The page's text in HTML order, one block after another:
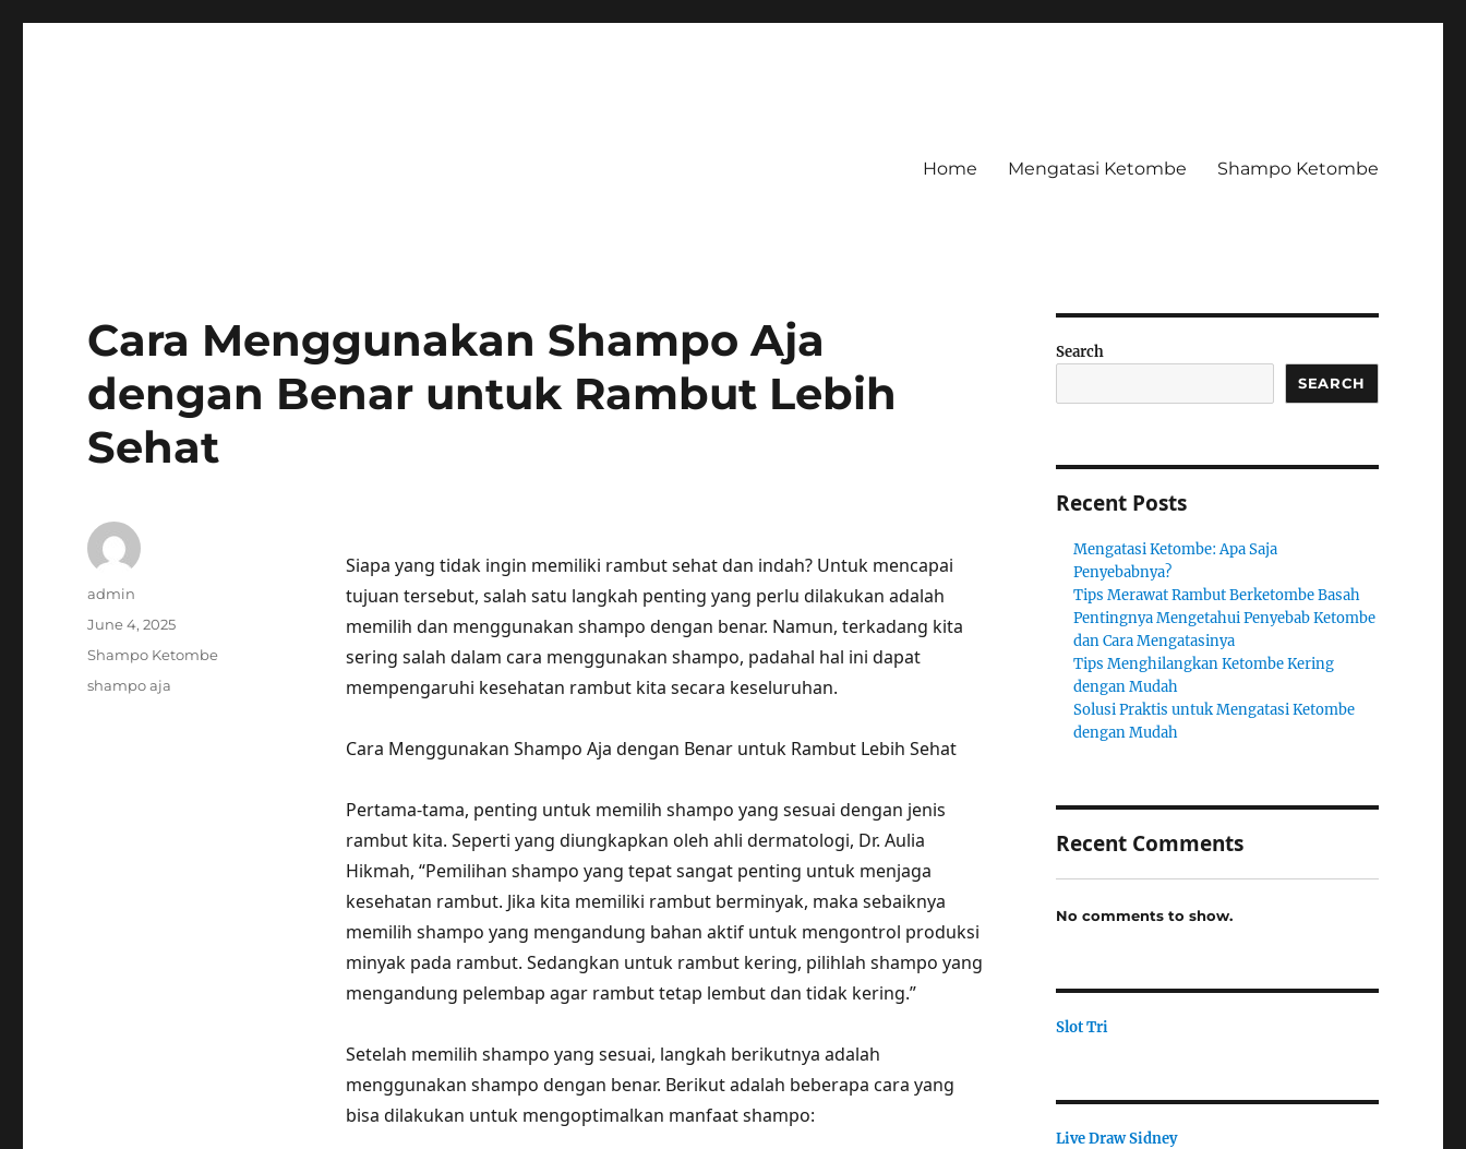
Home Mengatasi Ketombe Shampo Ketombe
Cara Menggunakan Shampo Aja
dengan Benar untuk Rambut Lebih
Sehat
Siapa yang tidak ingin memiliki rambut sehat dan indah? Untuk mencapai
tujuan tersebut, salah satu langkah penting yang perlu dilakukan adalah
memilih dan menggunakan shampo dengan benar. Namun, terkadang kita
sering salah dalam cara menggunakan shampo, padahal hal ini dapat
mempengaruhi kesehatan rambut kita secara keseluruhan.
Cara Menggunakan Shampo Aja dengan Benar untuk Rambut Lebih Sehat
Pertama-tama, penting untuk memilih shampo yang sesuai dengan jenis
rambut kita. Seperti yang diungkapkan oleh ahli dermatologi, Dr. Aulia
Hikmah, “Pemilihan shampo yang tepat sangat penting untuk menjaga
kesehatan rambut. Jika kita memiliki rambut berminyak, maka sebaiknya
memilih shampo yang mengandung bahan aktif untuk mengontrol produksi
minyak pada rambut. Sedangkan untuk rambut kering, pilihlah shampo yang
mengandung pelembap agar rambut tetap lembut dan tidak kering.”
Setelah memilih shampo yang sesuai, langkah berikutnya adalah
menggunakan shampo dengan benar. Berikut adalah beberapa cara yang
bisa dilakukan untuk mengoptimalkan manfaat shampo:
Author
admin
Posted
on
June 4, 2025
Categories
Shampo Ketombe
Tags
shampo aja
Search
SEARCH
Recent Posts
Mengatasi Ketombe: Apa Saja
Penyebabnya?
Tips Merawat Rambut Berketombe Basah
Pentingnya Mengetahui Penyebab Ketombe
dan Cara Mengatasinya
Tips Menghilangkan Ketombe Kering
dengan Mudah
Solusi Praktis untuk Mengatasi Ketombe
dengan Mudah
Recent Comments
No comments to show.
Slot Tri
Live Draw Sidney